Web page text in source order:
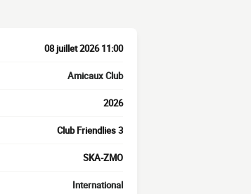
08 juillet 2026 11:00
Amicaux Club
2026
Club Friendlies 3
SKA-ZMO
International